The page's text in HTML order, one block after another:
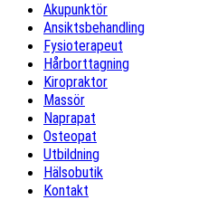
Akupunktör
Ansiktsbehandling
Fysioterapeut
Hårborttagning
Kiropraktor
Massör
Naprapat
Osteopat
Utbildning
Hälsobutik
Kontakt